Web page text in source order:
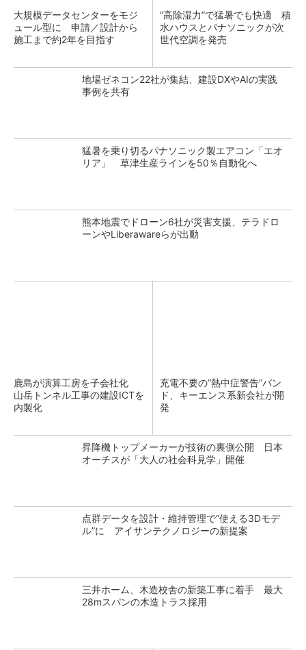
大規模データセンターをモジ
ュール型に 申請／設計から
施工まで約2年を目指す
“高除湿力”で猛暑でも快適 積
水ハウスとパナソニックが次
世代空調を発売
地場ゼネコン22社が集結、建設DXやAIの実践
事例を共有
猛暑を乗り切るパナソニック製エアコン「エオ
リア」 草津生産ラインを50％自動化へ
熊本地震でドローン6社が災害支援、テラドロ
ーンやLiberawareらが出動
鹿島が演算工房を子会社化
山岳トンネル工事の建設ICTを
内製化
充電不要の“熱中症警告”バン
ド、キーエンス系新会社が開
発
昇降機トップメーカーが技術の裏側公開 日本
オーチスが「大人の社会科見学」開催
点群データを設計・維持管理で“使える3Dモデ
ル”に アイサンテクノロジーの新提案
三井ホーム、木造校舎の新築工事に着手 最大
28mスパンの木造トラス採用